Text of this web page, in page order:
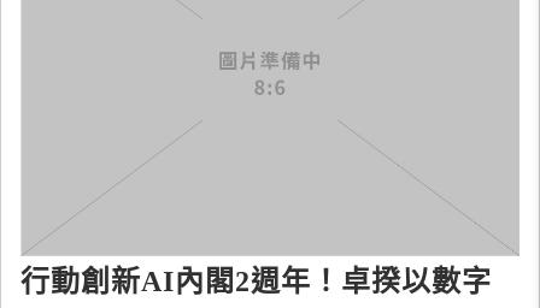
行動創新AI內閣2週年！卓揆以數字